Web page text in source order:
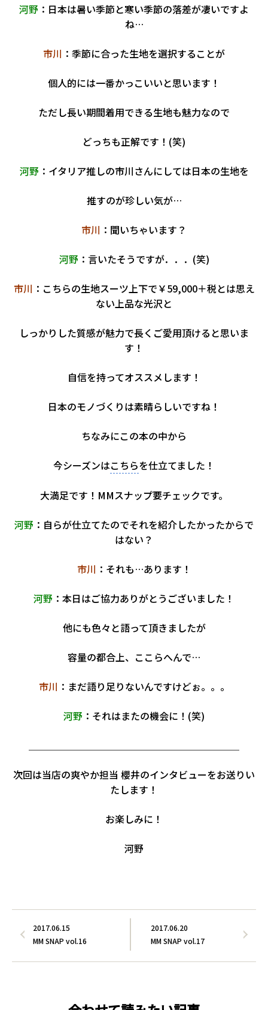
河野 ：日本は暑い季節と寒い季節の落差が凄いですよ
ね…
市川 ：季節に合った生地を選択することが
個人的には一番かっこいいと思います！
ただし長い期間着用できる生地も魅力なので
どっちも正解です！(笑)
河野 ：イタリア推しの市川さんにしては日本の生地を
推すのが珍しい気が…
市川 ：聞いちゃいます？
河野 ：言いたそうですが．．．(笑)
市川 ：こちらの生地スーツ上下で￥59,000＋税とは思え
ない上品な光沢と
しっかりした質感が魅力で長くご愛用頂けると思いま
す！
自信を持ってオススメします！
日本のモノづくりは素晴らしいですね！
ちなみにこの本の中から
今シーズンはこちらを仕立てました！
大満足です！MMスナップ要チェックです。
河野 ：自らが仕立てたのでそれを紹介したかったからで
はない？
市川 ：それも…あります！
河野 ：本日はご協力ありがとうございました！
他にも色々と語って頂きましたが
容量の都合上、ここらへんで…
市川 ：まだ語り足りないんですけどぉ。。。
河野 ：それはまたの機会に！(笑)
次回は当店の爽やか担当 櫻井のインタビューをお送りい
たします！
お楽しみに！
河野
2017.06.20
MM SNAP vol.17
2017.06.15
MM SNAP vol.16